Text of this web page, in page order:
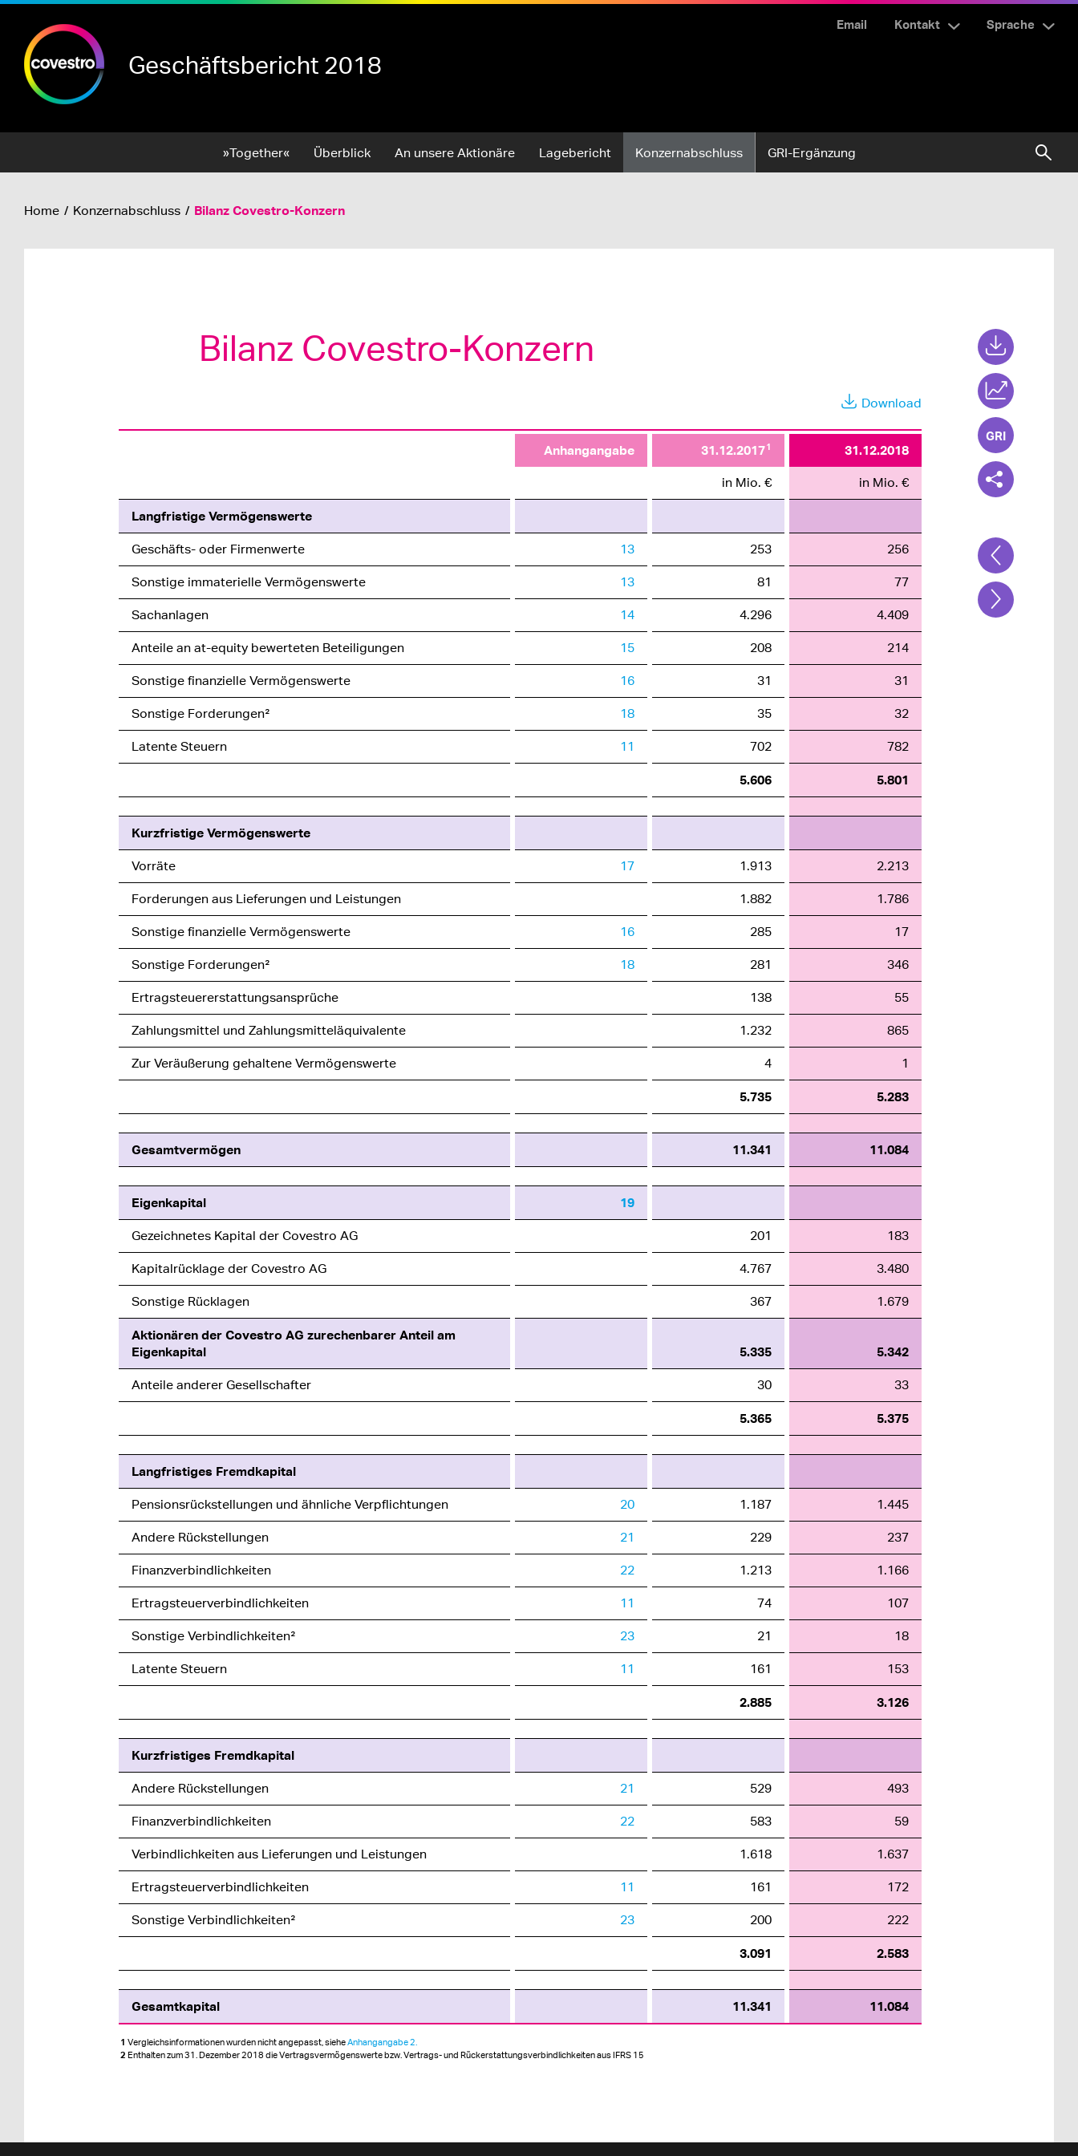
Geschäftsbericht 2018
Email Kontakt Sprache
»Together« Überblick An unsere Aktionäre Lagebericht Konzernabschluss GRI-Ergänzung
Home Konzernabschluss Bilanz Covestro-Konzern
Bilanz Covestro-Konzern
Download
Anhang­angabe 31.12.20171 31.12.2018
in Mio. € in Mio. €
1 Vergleichsinformationen wurden nicht angepasst, sieheAnhangangabe 2.
2 Enthalten zum 31. Dezember 2018 die Vertragsvermögenswerte bzw. Vertrags- und Rückerstattungsverbindlichkeiten aus IFRS 15
Langfristige Vermögenswerte
Geschäfts- oder Firmenwerte 13 253 256
Sonstige immaterielle Vermögenswerte 13 81 77
Sachanlagen 14 4.296 4.409
Anteile an at-equity bewerteten Beteiligungen 15 208 214
Sonstige finanzielle Vermögenswerte 16 31 31
Sonstige Forderungen² 18 35 32
Latente Steuern 11 702 782
5.606 5.801
Kurzfristige Vermögenswerte
Vorräte 17 1.913 2.213
Forderungen aus Lieferungen und Leistungen 1.882 1.786
Sonstige finanzielle Vermögenswerte 16 285 17
Sonstige Forderungen² 18 281 346
Ertragsteuererstattungsansprüche 138 55
Zahlungsmittel und Zahlungsmitteläquivalente 1.232 865
Zur Veräußerung gehaltene Vermögenswerte 4 1
5.735 5.283
Gesamtvermögen 11.341 11.084
Eigenkapital 19
Gezeichnetes Kapital der Covestro AG 201 183
Kapitalrücklage der Covestro AG 4.767 3.480
Sonstige Rücklagen 367 1.679
Aktionären der Covestro AG zurechenbarer Anteil am
Eigenkapital
5.335 5.342
Anteile anderer Gesellschafter 30 33
5.365 5.375
Langfristiges Fremdkapital
Pensionsrückstellungen und ähnliche Verpflichtungen 20 1.187 1.445
Andere Rückstellungen 21 229 237
Finanzverbindlichkeiten 22 1.213 1.166
Ertragsteuerverbindlichkeiten 11 74 107
Sonstige Verbindlichkeiten² 23 21 18
Latente Steuern 11 161 153
2.885 3.126
Kurzfristiges Fremdkapital
Andere Rückstellungen 21 529 493
Finanzverbindlichkeiten 22 583 59
Verbindlichkeiten aus Lieferungen und Leistungen 1.618 1.637
Ertragsteuerverbindlichkeiten 11 161 172
Sonstige Verbindlichkeiten² 23 200 222
3.091 2.583
Gesamtkapital 11.341 11.084